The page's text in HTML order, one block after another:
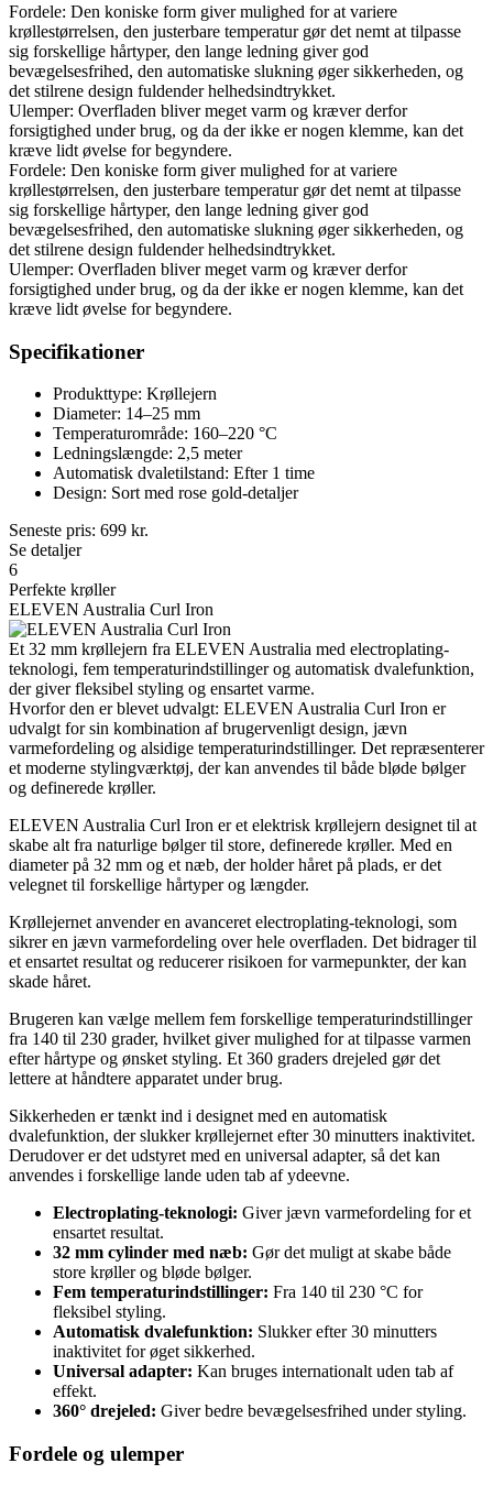
Fordele: Den koniske form giver mulighed for at variere
krøllestørrelsen, den justerbare temperatur gør det nemt at tilpasse
sig forskellige hårtyper, den lange ledning giver god
bevægelsesfrihed, den automatiske slukning øger sikkerheden, og
det stilrene design fuldender helhedsindtrykket.
Ulemper: Overfladen bliver meget varm og kræver derfor
forsigtighed under brug, og da der ikke er nogen klemme, kan det
kræve lidt øvelse for begyndere.
Fordele: Den koniske form giver mulighed for at variere
krøllestørrelsen, den justerbare temperatur gør det nemt at tilpasse
sig forskellige hårtyper, den lange ledning giver god
bevægelsesfrihed, den automatiske slukning øger sikkerheden, og
det stilrene design fuldender helhedsindtrykket.
Ulemper: Overfladen bliver meget varm og kræver derfor
forsigtighed under brug, og da der ikke er nogen klemme, kan det
kræve lidt øvelse for begyndere.
Specifikationer
Produkttype: Krøllejern
Diameter: 14–25 mm
Temperaturområde: 160–220 °C
Ledningslængde: 2,5 meter
Automatisk dvaletilstand: Efter 1 time
Design: Sort med rose gold-detaljer
Seneste pris: 699 kr.
Se detaljer
6
Perfekte krøller
ELEVEN Australia Curl Iron
Et 32 mm krøllejern fra ELEVEN Australia med electroplating-
teknologi, fem temperaturindstillinger og automatisk dvalefunktion,
der giver fleksibel styling og ensartet varme.
Hvorfor den er blevet udvalgt: ELEVEN Australia Curl Iron er
udvalgt for sin kombination af brugervenligt design, jævn
varmefordeling og alsidige temperaturindstillinger. Det repræsenterer
et moderne stylingværktøj, der kan anvendes til både bløde bølger
og definerede krøller.
ELEVEN Australia Curl Iron er et elektrisk krøllejern designet til at
skabe alt fra naturlige bølger til store, definerede krøller. Med en
diameter på 32 mm og et næb, der holder håret på plads, er det
velegnet til forskellige hårtyper og længder.
Krøllejernet anvender en avanceret electroplating-teknologi, som
sikrer en jævn varmefordeling over hele overfladen. Det bidrager til
et ensartet resultat og reducerer risikoen for varmepunkter, der kan
skade håret.
Brugeren kan vælge mellem fem forskellige temperaturindstillinger
fra 140 til 230 grader, hvilket giver mulighed for at tilpasse varmen
efter hårtype og ønsket styling. Et 360 graders drejeled gør det
lettere at håndtere apparatet under brug.
Sikkerheden er tænkt ind i designet med en automatisk
dvalefunktion, der slukker krøllejernet efter 30 minutters inaktivitet.
Derudover er det udstyret med en universal adapter, så det kan
anvendes i forskellige lande uden tab af ydeevne.
Electroplating-teknologi: Giver jævn varmefordeling for et
ensartet resultat.
32 mm cylinder med næb: Gør det muligt at skabe både
store krøller og bløde bølger.
Fem temperaturindstillinger: Fra 140 til 230 °C for
fleksibel styling.
Automatisk dvalefunktion: Slukker efter 30 minutters
inaktivitet for øget sikkerhed.
Universal adapter: Kan bruges internationalt uden tab af
effekt.
360° drejeled: Giver bedre bevægelsesfrihed under styling.
Fordele og ulemper